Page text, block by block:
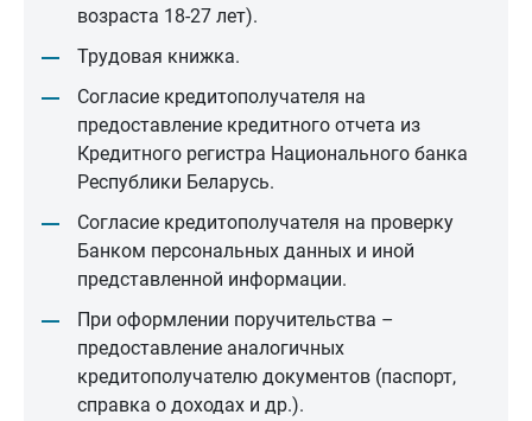
возраста 18-27 лет).
Трудовая книжка.
Согласие кредитополучателя на
предоставление кредитного отчета из
Кредитного регистра Национального банка
Республики Беларусь.
Согласие кредитополучателя на проверку
Банком персональных данных и иной
представленной информации.
При оформлении поручительства –
предоставление аналогичных
кредитополучателю документов (паспорт,
справка о доходах и др.).